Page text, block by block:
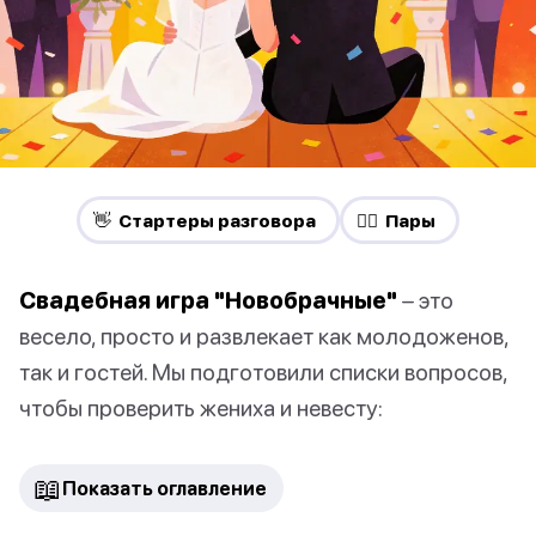
👋 Стартеры разговора ❤️‍🔥 Пары
Свадебная игра "Новобрачные" – это
весело, просто и развлекает как молодоженов,
так и гостей. Мы подготовили списки вопросов,
чтобы проверить жениха и невесту:
📖 Показать оглавление